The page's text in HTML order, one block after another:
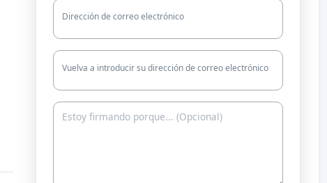
Dirección de correo electrónico
Vuelva a introducir su dirección de correo electrónico